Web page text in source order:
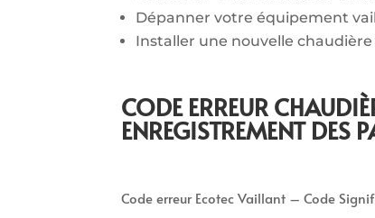
Dépanner votre équipement
Installer une nouvelle
CODE ERREUR
ENREGISTREMENT DES
Code erreur Ecotec Vaillant – Code